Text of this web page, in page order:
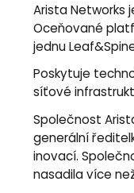
Arista Networks
Oceňované
jednu
Poskytuje
síťové
Společnost
generální
inovací.
nasadila více